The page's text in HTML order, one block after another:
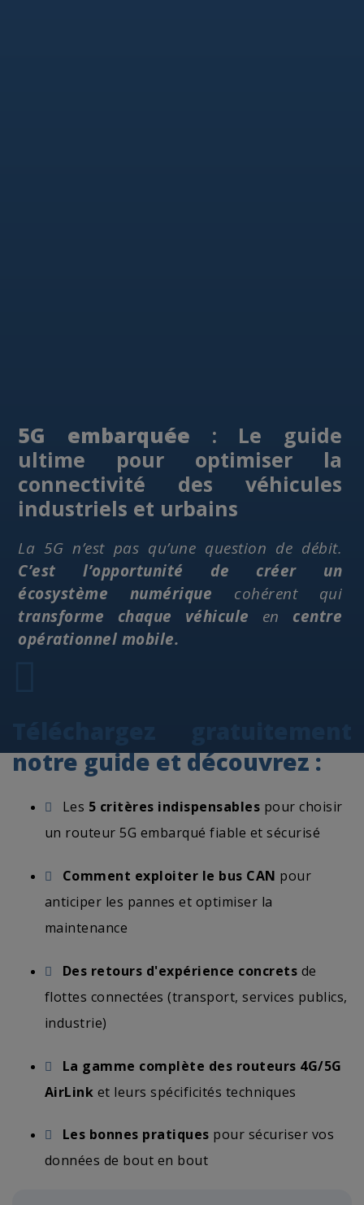
5G embarquée : Le guide
ultime pour optimiser la
connectivité des véhicules
industriels et urbains
La 5G n’est pas qu’une question de débit.
C’est l’opportunité de créer un
écosystème numérique cohérent qui
transforme chaque véhicule en centre
opérationnel mobile.
notre guide et découvrez :
Les 5 critères indispensables pour choisir
un routeur 5G embarqué fiable et sécurisé
Comment exploiter le bus CAN pour
anticiper les pannes et optimiser la
maintenance
Des retours d'expérience concrets de
flottes connectées (transport, services publics,
industrie)
La gamme complète des routeurs 4G/5G
AirLink et leurs spécificités techniques
Les bonnes pratiques pour sécuriser vos
données de bout en bout